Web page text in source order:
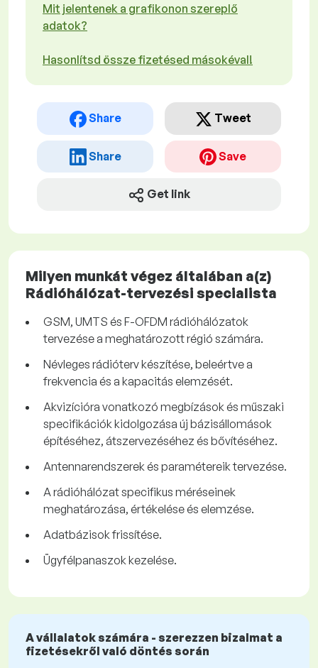
Mit jelentenek a grafikonon szereplő
adatok?
Hasonlítsd össze fizetésed másokéval!
Share Tweet
Share Save
Get link
Milyen munkát végez általában a(z)
Rádióhálózat-tervezési specialista
GSM, UMTS és F-OFDM rádióhálózatok
tervezése a meghatározott régió számára.
Névleges rádióterv készítése, beleértve a
frekvencia és a kapacitás elemzését.
Akvizícióra vonatkozó megbízások és műszaki
specifikációk kidolgozása új bázisállomások
építéséhez, átszervezéséhez és bővítéséhez.
Antennarendszerek és paramétereik tervezése.
A rádióhálózat specifikus méréseinek
meghatározása, értékelése és elemzése.
Adatbázisok frissítése.
Ügyfélpanaszok kezelése.
A vállalatok számára - szerezzen bizalmat a
fizetésekről való döntés során